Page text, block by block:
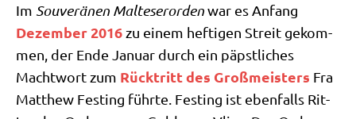
Im Sou­ve­rä­nen Mal­te­ser­or­denwar es Anfang
Dezem­ber 2016zu einem hef­ti­gen Streit gekom­
men, der Ende Janu­ar durch ein päpst­li­ches
Macht­wort zum Rück­tritt des Groß­mei­sters Fra
Matthew Fest­ing führ­te. Fest­ing ist eben­falls Rit­